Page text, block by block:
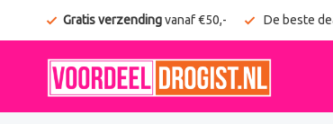
Gratis verzendingvanaf €50,- De beste